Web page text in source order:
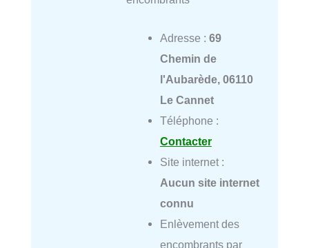
Adresse : 69
Chemin de
l'Aubarède, 06110
Le Cannet
Téléphone :
Contacter
Site internet :
Aucun site internet
connu
Enlèvement des
encombrants par